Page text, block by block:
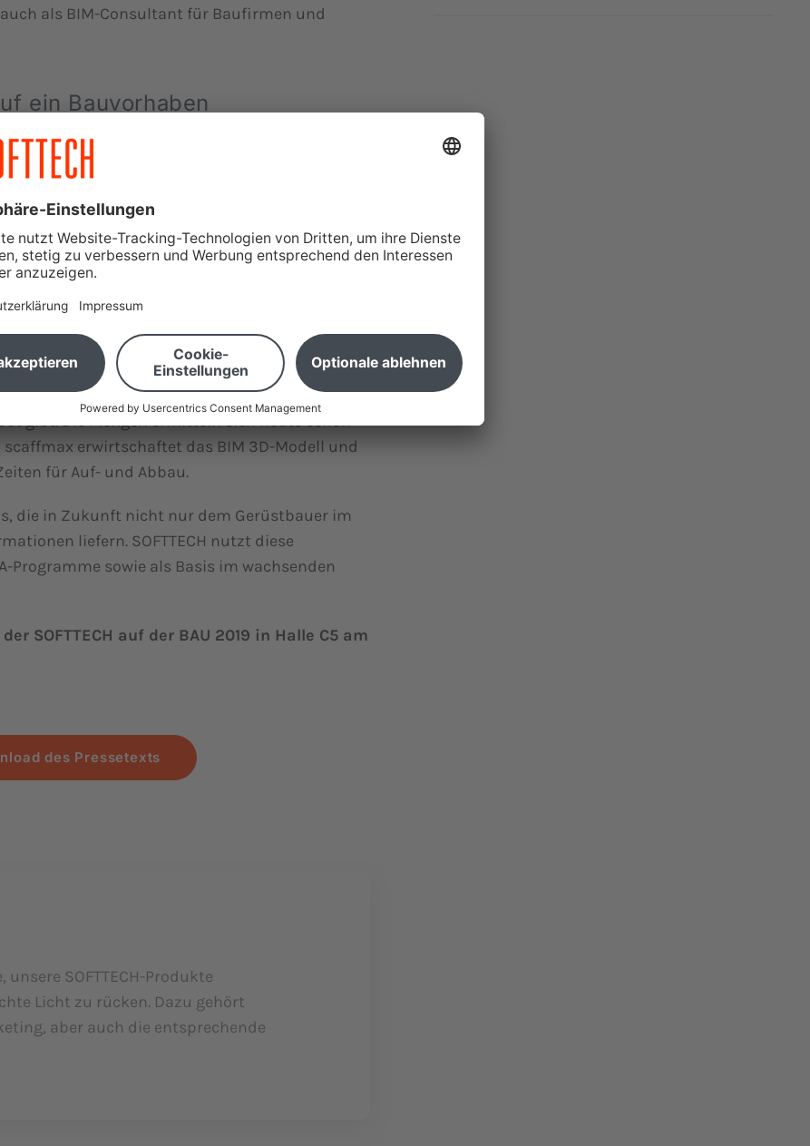
als BIM-Consultant für Baufirmen und
ein Bauvorhaben
Disposition, Mängel oder auch Verträge, es
Sichten auf ein Bauwerksmodell. Das ist im
eher zum Vermitteln dieser vielschichtigen
Entwicklung in den Vordergrund. Mit „Cube“
annehmen, doch drückt der Name
auf den BIM-Prozess vereinigt, mit
transparent, einfach, schnell und vollständig
, die dem Gerüstbauer die digitale
gibt. Die Mengen ermitteln sich heute schon
erwirtschaftet das BIM 3D-Modell und
für Auf- und Abbau.
die in Zukunft nicht nur dem Gerüstbauer im
liefern. SOFTTECH nutzt diese
Programme sowie als Basis im wachsenden
SOFTTECH auf der BAU 2019 in Halle C5 am
des Pressetexts
SOFTTECH-Produkte
Licht zu rücken. Dazu gehört
aber auch die entsprechende